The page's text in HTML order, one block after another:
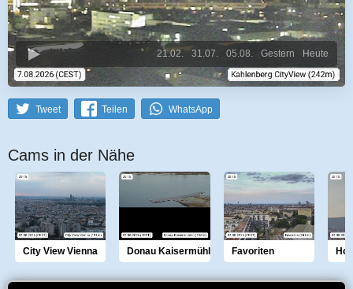
Heute
Gestern
05.08.
31.07.
21.02.
Tweet Teilen WhatsApp
Cams in der Nähe
City View Vienna Donau Kaisermühlen Favoriten